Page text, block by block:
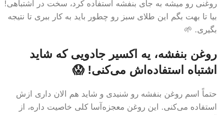
روغنی رو میشه به جای بنفشه استفاده کرد، سخت در اشتباهی!
بیا تا بهت بگم این طلای سبز رو چطور باید به کار ببری تا نتیجه
بگیری. 🌱
روغن بنفشه، یه اکسیر جادویی که شاید
اشتباه استفاده‌اش می‌کنی! 😱
حتماً اسم روغن بنفشه رو شنیدی و شاید هم الان داری ازش
استفاده می‌کنی. این روغن معجزه‌آسا کلی خاصیت داره، از